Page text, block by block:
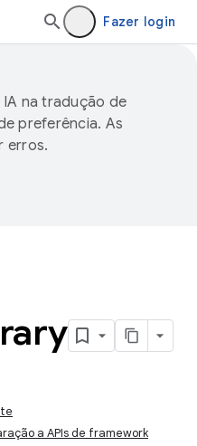
Fazer login
na tradução de
preferência. As
erros.
a APIs de framework